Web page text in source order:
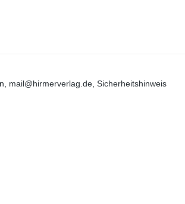
mail@hirmerverlag.de, Sicherheitshinweis